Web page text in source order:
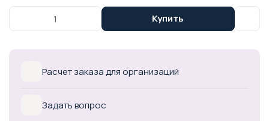
Купить
Расчет заказа для организаций
Задать вопрос